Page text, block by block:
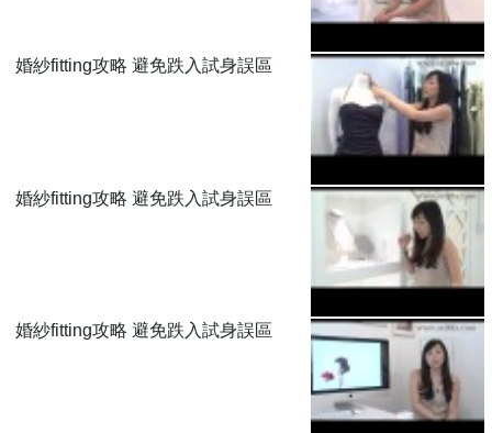
婚紗fitting攻略 避免跌入試身誤區
婚紗fitting攻略 避免跌入試身誤區
婚紗fitting攻略 避免跌入試身誤區